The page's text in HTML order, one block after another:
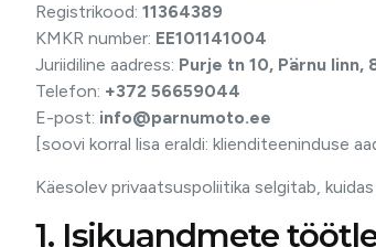
Registrikood: 11364389
KMKR number: EE101141004
Juriidiline aadress: Purje tn 10, Pärnu linn,
Telefon: +372 56659044
E-post: info@parnumoto.ee
[soovi korral lisa eraldi: klienditeeninduse
Käesolev privaatsuspoliitika selgitab,
1. Isikuandmete